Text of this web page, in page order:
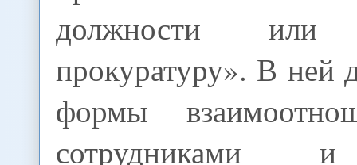
должности
прокуратуру». В ней
формы
сотрудниками